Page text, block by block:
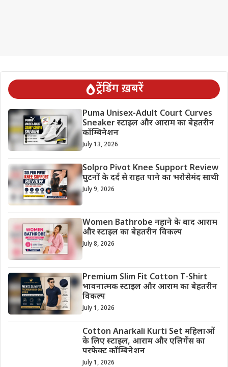
ट्रेंडिंग ख़बरें
Puma Unisex-Adult Court Curves
Sneaker स्टाइल और आराम का बेहतरीन
कॉम्बिनेशन
July 13, 2026
Solpro Pivot Knee Support Review
घुटनों के दर्द से राहत पाने का भरोसेमंद साथी
July 9, 2026
Women Bathrobe नहाने के बाद आराम
और स्टाइल का बेहतरीन विकल्प
July 8, 2026
Premium Slim Fit Cotton T-Shirt
भावनात्मक स्टाइल और आराम का बेहतरीन
विकल्प
July 1, 2026
Cotton Anarkali Kurti Set महिलाओं
के लिए स्टाइल, आराम और एलिगेंस का
परफेक्ट कॉम्बिनेशन
July 1, 2026